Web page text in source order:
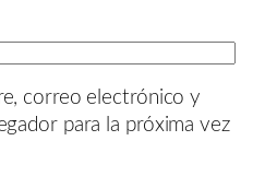
correo electrónico y
para la próxima vez